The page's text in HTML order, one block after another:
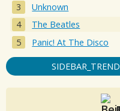
Unknown
The Beatles
Panic! At The Disco